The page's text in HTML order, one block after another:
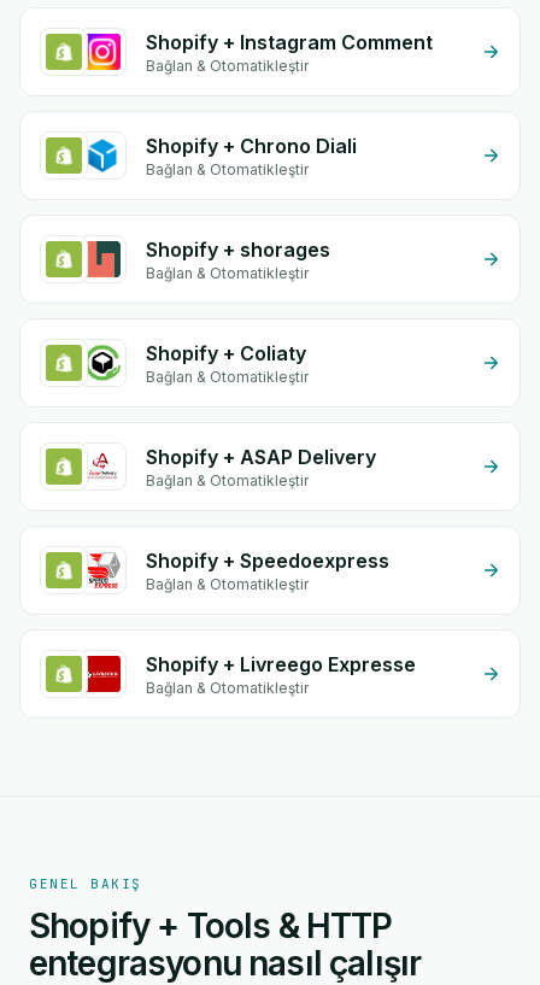
Shopify + Instagram Comment
Bağlan & Otomatikleştir
Shopify + Chrono Diali
Bağlan & Otomatikleştir
Shopify + shorages
Bağlan & Otomatikleştir
Shopify + Coliaty
Bağlan & Otomatikleştir
Shopify + ASAP Delivery
Bağlan & Otomatikleştir
Shopify + Speedoexpress
Bağlan & Otomatikleştir
Shopify + Livreego Expresse
Bağlan & Otomatikleştir
GENEL BAKIŞ
Shopify + Tools & HTTP
entegrasyonu nasıl çalışır